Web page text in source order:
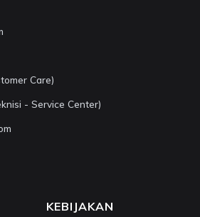
KEBIJAKAN
Care)
- Service Center)